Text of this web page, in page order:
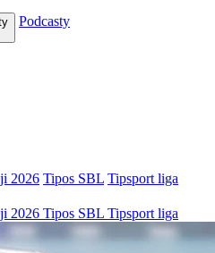
Podcasty
2026 Tipos SBL Tipsport liga
2026 Tipos SBL Tipsport liga